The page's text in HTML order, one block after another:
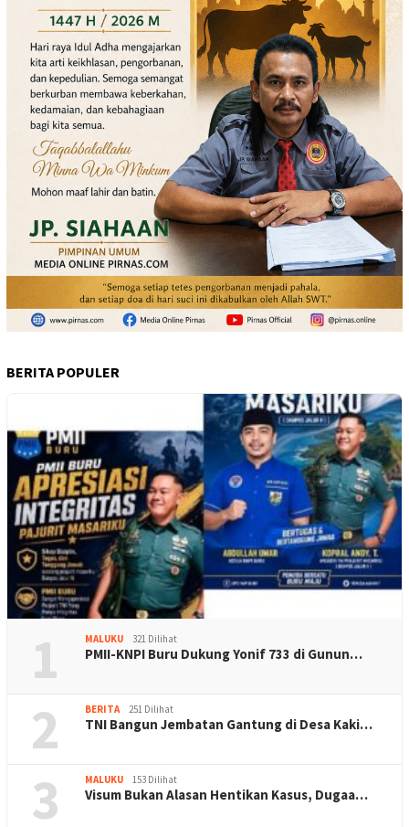
BERITA POPULER
1 MALUKU 321 Dilihat
PMII-KNPI Buru Dukung Yonif 733 di Gunun…
2 BERITA 251 Dilihat
TNI Bangun Jembatan Gantung di Desa Kaki…
3 MALUKU 153 Dilihat
Visum Bukan Alasan Hentikan Kasus, Dugaa…